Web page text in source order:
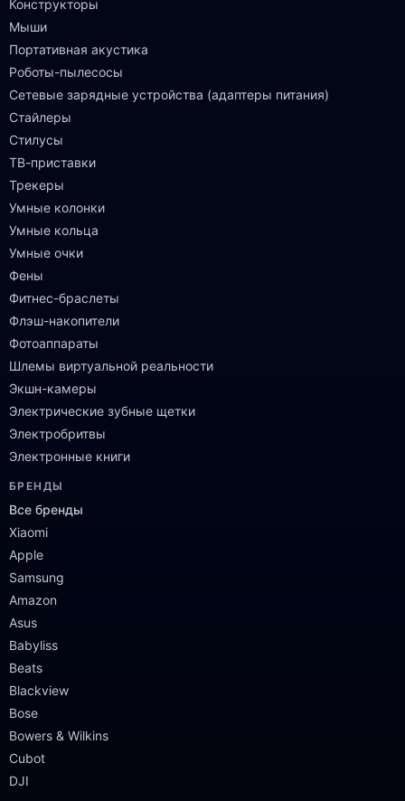
Конструкторы
Мыши
Портативная акустика
Роботы-пылесосы
Сетевые зарядные устройства (адаптеры питания)
Стайлеры
Стилусы
ТВ-приставки
Трекеры
Умные колонки
Умные кольца
Умные очки
Фены
Фитнес-браслеты
Флэш-накопители
Фотоаппараты
Шлемы виртуальной реальности
Экшн-камеры
Электрические зубные щетки
Электробритвы
Электронные книги
БРЕНДЫ
Все бренды
Xiaomi
Apple
Samsung
Amazon
Asus
Babyliss
Beats
Blackview
Bose
Bowers & Wilkins
Cubot
DJI